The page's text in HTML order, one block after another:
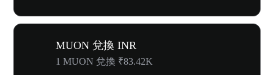
MUON 兌換 INR
1 MUON 兌換 ₹83.42K